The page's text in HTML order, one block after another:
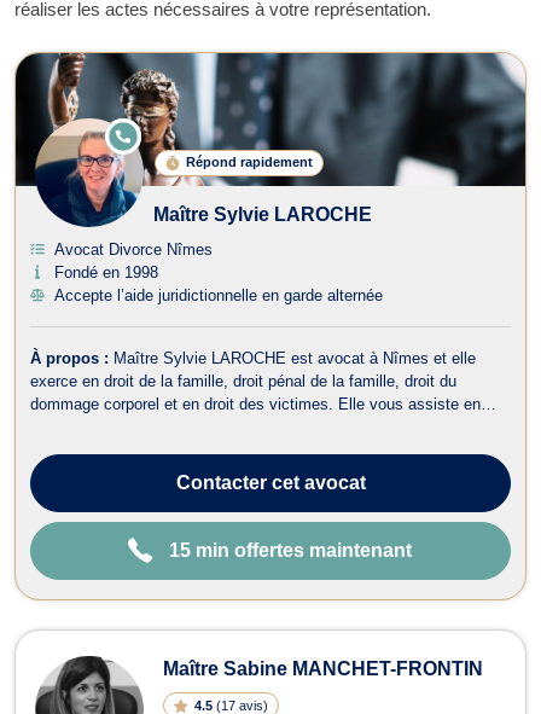
réaliser les actes nécessaires à votre représentation.
Répond rapidement
E
N
LI
G
N
E
Maître Sylvie LAROCHE
Avocat Divorce Nîmes
Fondé en 1998
Accepte l’aide juridictionnelle en garde alternée
À propos : Maître Sylvie LAROCHE est avocat à Nîmes et elle
exerce en droit de la famille, droit pénal de la famille, droit du
dommage corporel et en droit des victimes. Elle vous assiste en
ayants droit, d...
Contactercet avocat
15 min offertes maintenant
Maître Sabine MANCHET-FRONTIN
4.5 (17 avis)